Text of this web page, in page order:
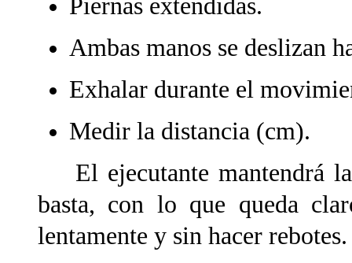
Piernas extendidas.
Ambas manos se deslizan
Exhalar durante el
Medir la distancia (cm).
El ejecutante mantendrá
basta, con lo que queda
lentamente y sin hacer rebotes.